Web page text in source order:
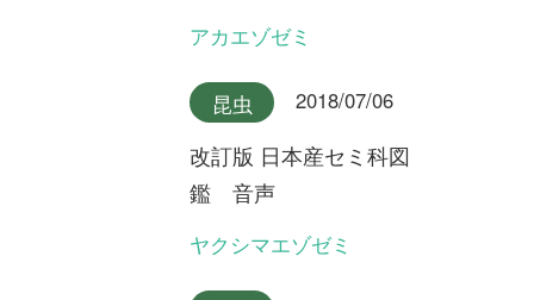
植物 FREE 2025/10/07
永田芳男さんの日本全
国花行脚
ウズラ